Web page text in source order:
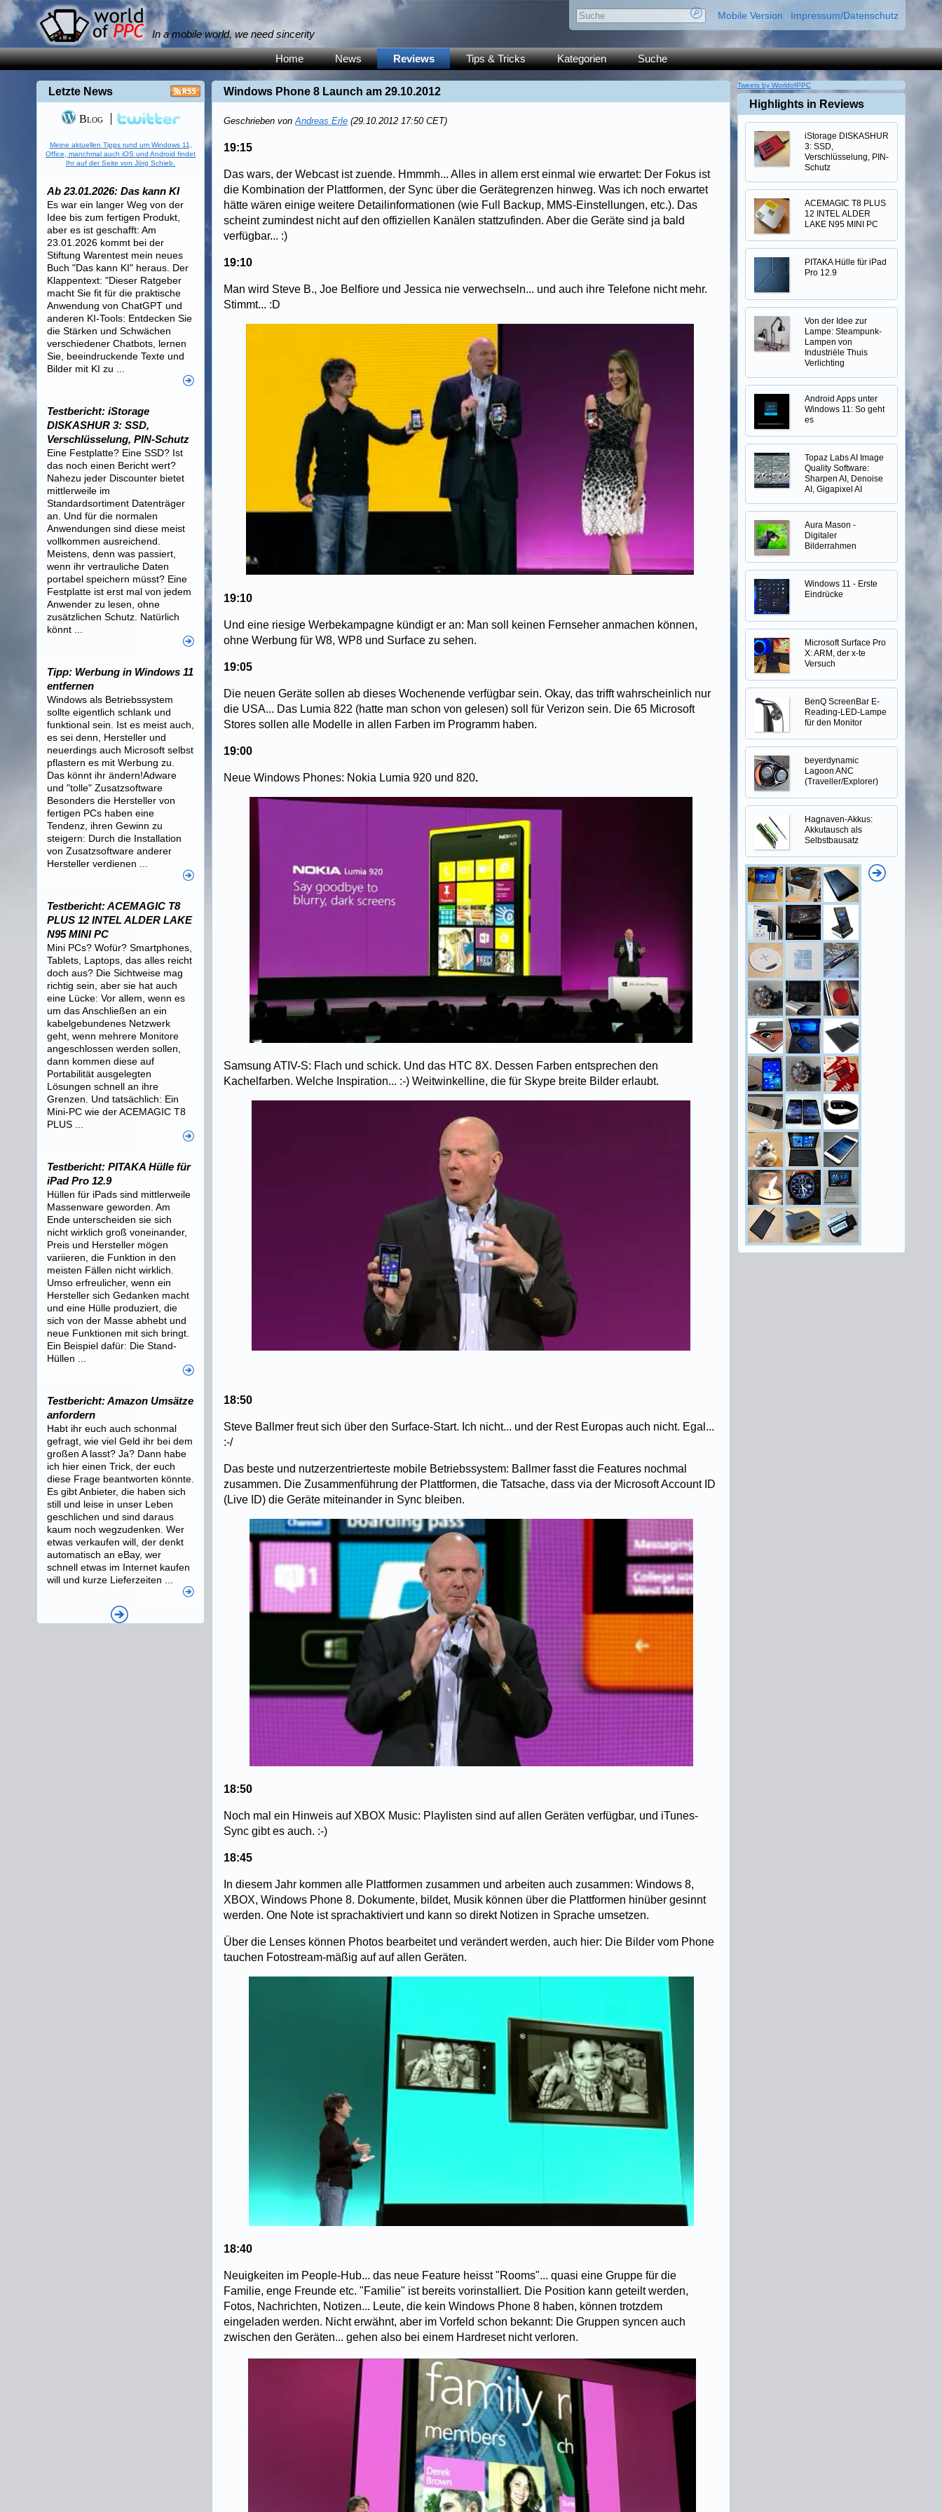
In a mobile world, we need sincerity
Mobile Version Impressum/Datenschutz
Home News Reviews Tips & Tricks Kategorien Suche
Windows Phone 8 Launch am 29.10.2012
Geschrieben vonAndreas Erle (29.10.2012 17:50 CET)
19:15
Das wars, der Webcast ist zuende. Hmmmh... Alles in allem erst einmal wie erwartet: Der Fokus ist
die Kombination der Plattformen, der Sync über die Gerätegrenzen hinweg. Was ich noch erwartet
hätte wären einige weitere Detailinformationen (wie Full Backup, MMS-Einstellungen, etc.). Das
scheint zumindest nicht auf den offiziellen Kanälen stattzufinden. Aber die Geräte sind ja bald
verfügbar... :)
19:10
Man wird Steve B., Joe Belfiore und Jessica nie verwechseln... und auch ihre Telefone nicht mehr.
Stimmt... :D
19:10
Und eine riesige Werbekampagne kündigt er an: Man soll keinen Fernseher anmachen können,
ohne Werbung für W8, WP8 und Surface zu sehen.
19:05
Die neuen Geräte sollen ab dieses Wochenende verfügbar sein. Okay, das trifft wahrscheinlich nur
die USA... Das Lumia 822 (hatte man schon von gelesen) soll für Verizon sein. Die 65 Microsoft
Stores sollen alle Modelle in allen Farben im Programm haben.
19:00
Neue Windows Phones: Nokia Lumia 920 und 820.
Samsung ATIV-S: Flach und schick. Und das HTC 8X. Dessen Farben entsprechen den
Kachelfarben. Welche Inspiration... :-) Weitwinkelline, die für Skype breite Bilder erlaubt.
18:50
Steve Ballmer freut sich über den Surface-Start. Ich nicht... und der Rest Europas auch nicht. Egal...
:-/
Das beste und nutzerzentrierteste mobile Betriebssystem: Ballmer fasst die Features nochmal
zusammen. Die Zusammenführung der Plattformen, die Tatsache, dass via der Microsoft Account ID
(Live ID) die Geräte miteinander in Sync bleiben.
18:50
Noch mal ein Hinweis auf XBOX Music: Playlisten sind auf allen Geräten verfügbar, und iTunes-
Sync gibt es auch. :-)
18:45
In diesem Jahr kommen alle Plattformen zusammen und arbeiten auch zusammen: Windows 8,
XBOX, Windows Phone 8. Dokumente, bildet, Musik können über die Plattformen hinüber gesinnt
werden. One Note ist sprachaktiviert und kann so direkt Notizen in Sprache umsetzen.
Über die Lenses können Photos bearbeitet und verändert werden, auch hier: Die Bilder vom Phone
tauchen Fotostream-mäßig auf auf allen Geräten.
18:40
Neuigkeiten im People-Hub... das neue Feature heisst "Rooms"... quasi eine Gruppe für die
Familie, enge Freunde etc. "Familie" ist bereits vorinstalliert. Die Position kann geteilt werden,
Fotos, Nachrichten, Notizen... Leute, die kein Windows Phone 8 haben, können trotzdem
eingeladen werden. Nicht erwähnt, aber im Vorfeld schon bekannt: Die Gruppen syncen auch
zwischen den Geräten... gehen also bei einem Hardreset nicht verloren.
Letzte News
Blog
Meine aktuellen Tipps rund um Windows 11,
Office, manchmal auch iOS und Android findet
Ihr auf der Seite von Jörg Schieb.
Ab 23.01.2026: Das kann KI
Es war ein langer Weg von der
Idee bis zum fertigen Produkt,
aber es ist geschafft: Am
23.01.2026 kommt bei der
Stiftung Warentest mein neues
Buch "Das kann KI" heraus. Der
Klappentext: "Dieser Ratgeber
macht Sie fit für die praktische
Anwendung von ChatGPT und
anderen KI-Tools: Entdecken Sie
die Stärken und Schwächen
verschiedener Chatbots, lernen
Sie, beeindruckende Texte und
Bilder mit KI zu ...
Testbericht: iStorage
DISKASHUR 3: SSD,
Verschlüsselung, PIN-Schutz
Eine Festplatte? Eine SSD? Ist
das noch einen Bericht wert?
Nahezu jeder Discounter bietet
mittlerweile im
Standardsortiment Datenträger
an. Und für die normalen
Anwendungen sind diese meist
vollkommen ausreichend.
Meistens, denn was passiert,
wenn ihr vertrauliche Daten
portabel speichern müsst? Eine
Festplatte ist erst mal von jedem
Anwender zu lesen, ohne
zusätzlichen Schutz. Natürlich
könnt ...
Tipp: Werbung in Windows 11
entfernen
Windows als Betriebssystem
sollte eigentlich schlank und
funktional sein. Ist es meist auch,
es sei denn, Hersteller und
neuerdings auch Microsoft selbst
pflastern es mit Werbung zu.
Das könnt ihr ändern!Adware
und "tolle" Zusatzsoftware
Besonders die Hersteller von
fertigen PCs haben eine
Tendenz, ihren Gewinn zu
steigern: Durch die Installation
von Zusatzsoftware anderer
Hersteller verdienen ...
Testbericht: ACEMAGIC T8
PLUS 12 INTEL ALDER LAKE
N95 MINI PC
Mini PCs? Wofür? Smartphones,
Tablets, Laptops, das alles reicht
doch aus? Die Sichtweise mag
richtig sein, aber sie hat auch
eine Lücke: Vor allem, wenn es
um das Anschließen an ein
kabelgebundenes Netzwerk
geht, wenn mehrere Monitore
angeschlossen werden sollen,
dann kommen diese auf
Portabilität ausgelegten
Lösungen schnell an ihre
Grenzen. Und tatsächlich: Ein
Mini-PC wie der ACEMAGIC T8
PLUS ...
Testbericht: PITAKA Hülle für
iPad Pro 12.9
Hüllen für iPads sind mittlerweile
Massenware geworden. Am
Ende unterscheiden sie sich
nicht wirklich groß voneinander,
Preis und Hersteller mögen
variieren, die Funktion in den
meisten Fällen nicht wirklich.
Umso erfreulicher, wenn ein
Hersteller sich Gedanken macht
und eine Hülle produziert, die
sich von der Masse abhebt und
neue Funktionen mit sich bringt.
Ein Beispiel dafür: Die Stand-
Hüllen ...
Testbericht: Amazon Umsätze
anfordern
Habt ihr euch auch schonmal
gefragt, wie viel Geld ihr bei dem
großen A lasst? Ja? Dann habe
ich hier einen Trick, der euch
diese Frage beantworten könnte.
Es gibt Anbieter, die haben sich
still und leise in unser Leben
geschlichen und sind daraus
kaum noch wegzudenken. Wer
etwas verkaufen will, der denkt
automatisch an eBay, wer
schnell etwas im Internet kaufen
will und kurze Lieferzeiten ...
Tweets by WorldofPPC
Highlights in Reviews
iStorage DISKASHUR
3: SSD,
Verschlüsselung, PIN-
Schutz
ACEMAGIC T8 PLUS
12 INTEL ALDER
LAKE N95 MINI PC
PITAKA Hülle für iPad
Pro 12.9
Von der Idee zur
Lampe: Steampunk-
Lampen von
Industriële Thuis
Verlichting
Android Apps unter
Windows 11: So geht
es
Topaz Labs AI Image
Quality Software:
Sharpen AI, Denoise
AI, Gigapixel AI
Aura Mason -
Digitaler
Bilderrahmen
Windows 11 - Erste
Eindrücke
Microsoft Surface Pro
X: ARM, der x-te
Versuch
BenQ ScreenBar E-
Reading-LED-Lampe
für den Monitor
beyerdynamic
Lagoon ANC
(Traveller/Explorer)
Hagnaven-Akkus:
Akkutausch als
Selbstbausatz